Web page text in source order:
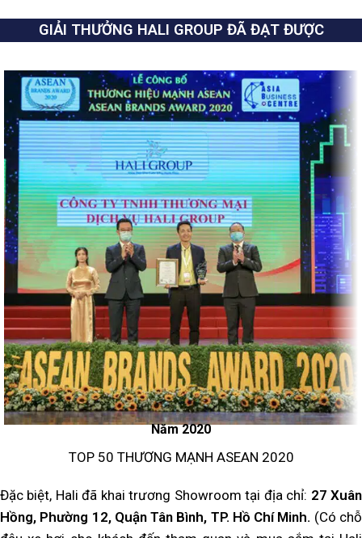
GIẢI THƯỞNG HALI GROUP ĐÃ ĐẠT ĐƯỢC
Năm 2020
TOP 50 THƯƠNG MẠNH ASEAN 2020
Đặc biệt, Hali đã khai trương Showroom tại địa chỉ: 27 Xuân
Hồng, Phường 12, Quận Tân Bình, TP. Hồ Chí Minh. (Có chỗ